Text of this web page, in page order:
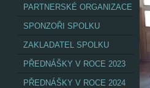
PARTNERSKÉ ORGANIZACE
SPONZOŘI SPOLKU
ZAKLADATEL SPOLKU
PŘEDNÁŠKY V ROCE 2023
PŘEDNÁŠKY V ROCE 2024